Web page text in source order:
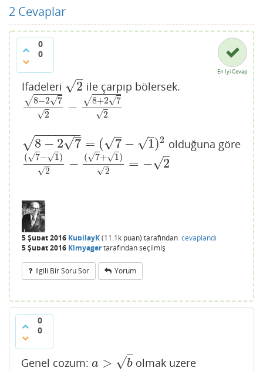
2 Cevaplar
0
0
En İyi Cevap
İfadeleri 2
–
√
2 ile çarpıp bölersek.
8−2 7
√
√
2
√ − 8+2 7
√
√
2
√
8−272−8 27 2
8 − 2 7
–
√
− −
−−−−−
√ = ( 7
–
√ − 1
–
√ )2
8−27 =( 7−1)2 olduğuna göre
( 7
√ − 1
√ )
2
√ − ( 7
√ + 1
√ )
2
√ = − 2
–
√
(7−1)2−(7 +1) 2=−2
5 Şubat 2016 KubilayK(11.1k puan) tarafından cevaplandı
5 Şubat 2016 Kimyagertarafındanseçilmiş
Ilgili Bir Soru Sor Yorum
0
0
Genel cozum: a > b
√
a> b olmak uzere